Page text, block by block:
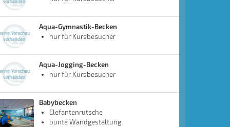
Aqua-Gymnastik-Becken
nur für Kursbesucher
Aqua-Jogging-Becken
nur für Kursbesucher
Babybecken
Elefantenrutsche
bunte Wandgestaltung